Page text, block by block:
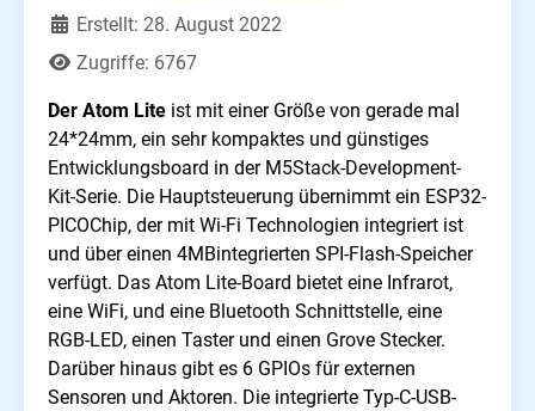
Erstellt: 28. August 2022
Zugriffe: 6767
Der Atom Lite ist mit einer Größe von gerade mal
24*24mm, ein sehr kompaktes und günstiges
Entwicklungsboard in der M5Stack-Development-
Kit-Serie. Die Hauptsteuerung übernimmt ein ESP32-
PICOChip, der mit Wi-Fi Technologien integriert ist
und über einen 4MBintegrierten SPI-Flash-Speicher
verfügt. Das Atom Lite-Board bietet eine Infrarot,
eine WiFi, und eine Bluetooth Schnittstelle, eine
RGB-LED, einen Taster und einen Grove Stecker.
Darüber hinaus gibt es 6 GPIOs für externen
Sensoren und Aktoren. Die integrierte Typ-C-USB-